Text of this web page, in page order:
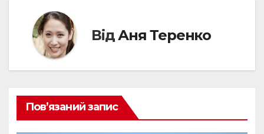
ВідАня Теренко
Пов’язаний запис